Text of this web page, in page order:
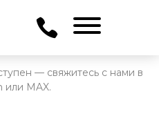
— свяжитесь с нами в
или MAX.